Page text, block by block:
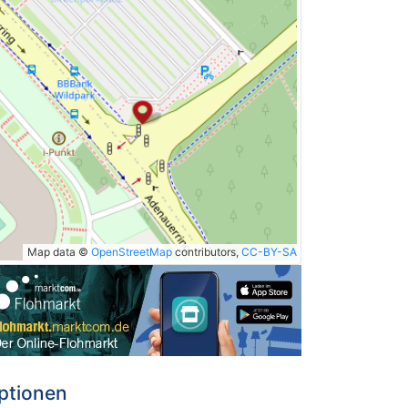
Map data © OpenStreetMap contributors, CC-BY-SA